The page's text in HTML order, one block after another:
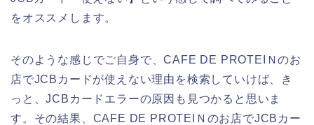
をオススメします。
そのような感じでご自身で、CAFE DE PROTEIＮのお
店でJCBカードが使えない理由を検索していけば、き
っと、JCBカードエラーの原因も見つかると思いま
す。その結果、CAFE DE PROTEIＮのお店でJCBカー